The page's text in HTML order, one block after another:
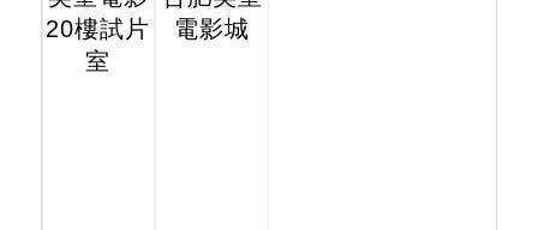
20樓試片
室
電影城